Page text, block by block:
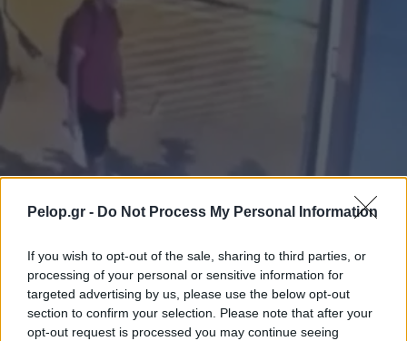
Pelop.gr - Do Not Process My Personal Information
If you wish to opt-out of the sale, sharing to third parties, or
processing of your personal or sensitive information for
targeted advertising by us, please use the below opt-out
section to confirm your selection. Please note that after your
opt-out request is processed you may continue seeing
ΕΛΛΑΔΑ
Θεσσαλονίκη: Ελεύθερος ο διδάκτορας που
ποδοπάτησε μέχρι θανάτου γατάκι